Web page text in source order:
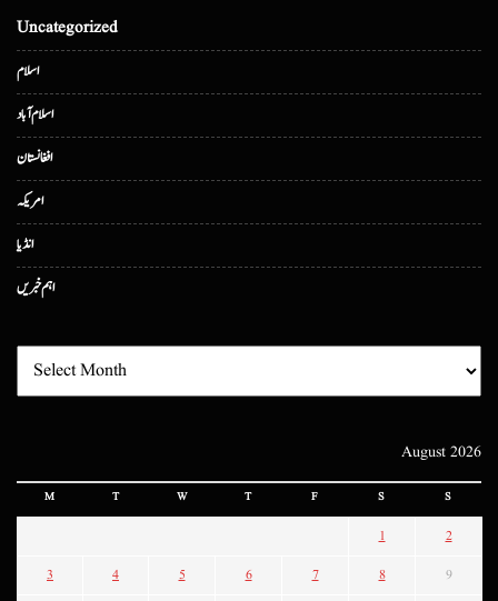
Uncategorized
اسلام
اسلام آباد
افغانستان
امریکہ
انڈیا
اہم خبریں
August 2026
M T W T F S S
1 2
3 4 5 6 7 8 9